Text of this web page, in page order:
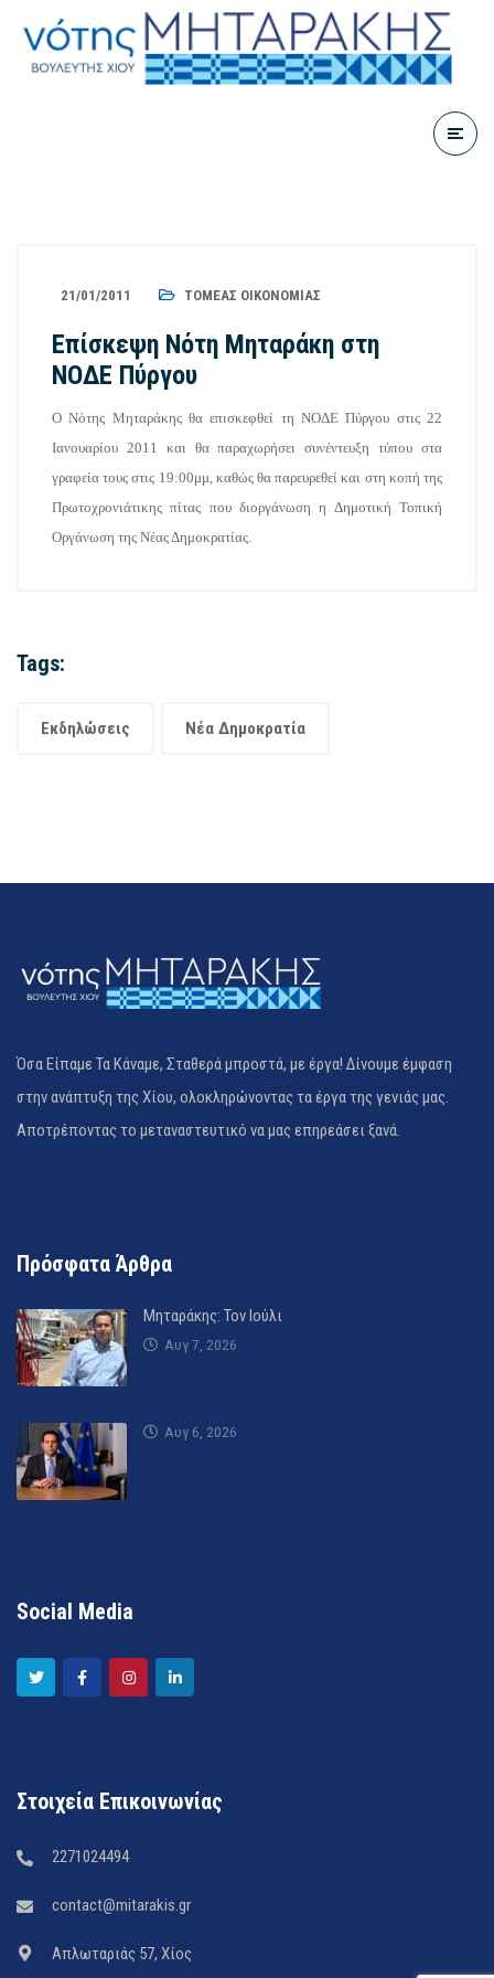
21/01/2011 ΤΟΜΈΑΣ ΟΙΚΟΝΟΜΊΑΣ
Επίσκεψη Νότη Μηταράκη στη
ΝΟΔΕ Πύργου
Ο Νότης Μηταράκης θα επισκεφθεί τη ΝΟΔΕ Πύργου στις 22
Ιανουαρίου 2011 και θα παραχωρήσει συνέντευξη τύπου στα
γραφεία τους στις 19:00μμ, καθώς θα παρευρεθεί και στη κοπή της
Πρωτοχρονιάτικης πίτας που διοργάνωση η Δημοτική Τοπική
Οργάνωση της Νέας Δημοκρατίας.
Tags:
Εκδηλώσεις Νέα Δημοκρατία
Όσα Είπαμε Τα Κάναμε, Σταθερά μπροστά, με έργα! Δίνουμε έμφαση
στην ανάπτυξη της Χίου, ολοκληρώνοντας τα έργα της γενιάς μας.
Αποτρέποντας το μεταναστευτικό να μας επηρεάσει ξανά.
Πρόσφατα Άρθρα
Μηταράκης: Τον Ιούλι
Αυγ 7, 2026
Αυγ 6, 2026
Social Media
Στοιχεία Επικοινωνίας
2271024494
contact@mitarakis.gr
Απλωταριάς 57, Χίος